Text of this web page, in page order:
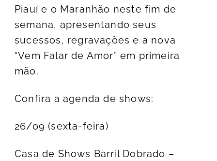
Piauí e o Maranhão neste fim de
semana, apresentando seus
sucessos, regravações e a nova
“Vem Falar de Amor” em primeira
mão.
Confira a agenda de shows:
26/09 (sexta-feira)
Casa de Shows Barril Dobrado –